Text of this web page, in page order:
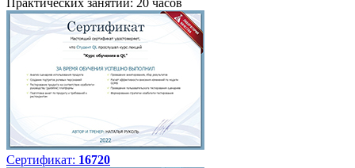
Сертификат: 16720